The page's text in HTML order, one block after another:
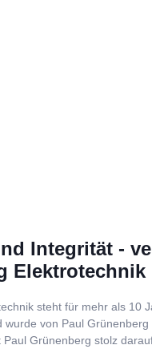
Integrität -
Elektrotechnik
steht für mehr als 10
wurde von Paul Grünenberg
Grünenberg stolz